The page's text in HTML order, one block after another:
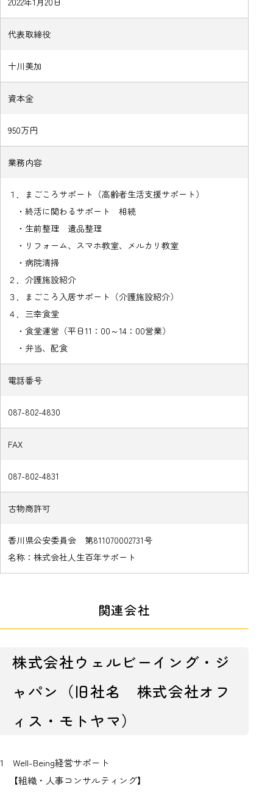
代表取締役
十川美加
資本金
950万円
業務内容
１．まごころサポート（高齢者生活支援サポート）
・終活に関わるサポート 相続
・生前整理 遺品整理
・リフォーム、スマホ教室、メルカリ教室
・病院清掃
２．介護施設紹介
３．まごころ入居サポート（介護施設紹介）
４．三幸食堂
・食堂運営（平日11：00～14：00営業）
・弁当、配食
電話番号
087-802-4830
FAX
087-802-4831
古物商許可
香川県公安委員会 第811070002731号
名称：株式会社人生百年サポート
関連会社
株式会社ウェルビーイング・ジ
ャパン（旧社名 株式会社オフ
ィス・モトヤマ）
1 Well-Being経営サポート
【組織・人事コンサルティング】